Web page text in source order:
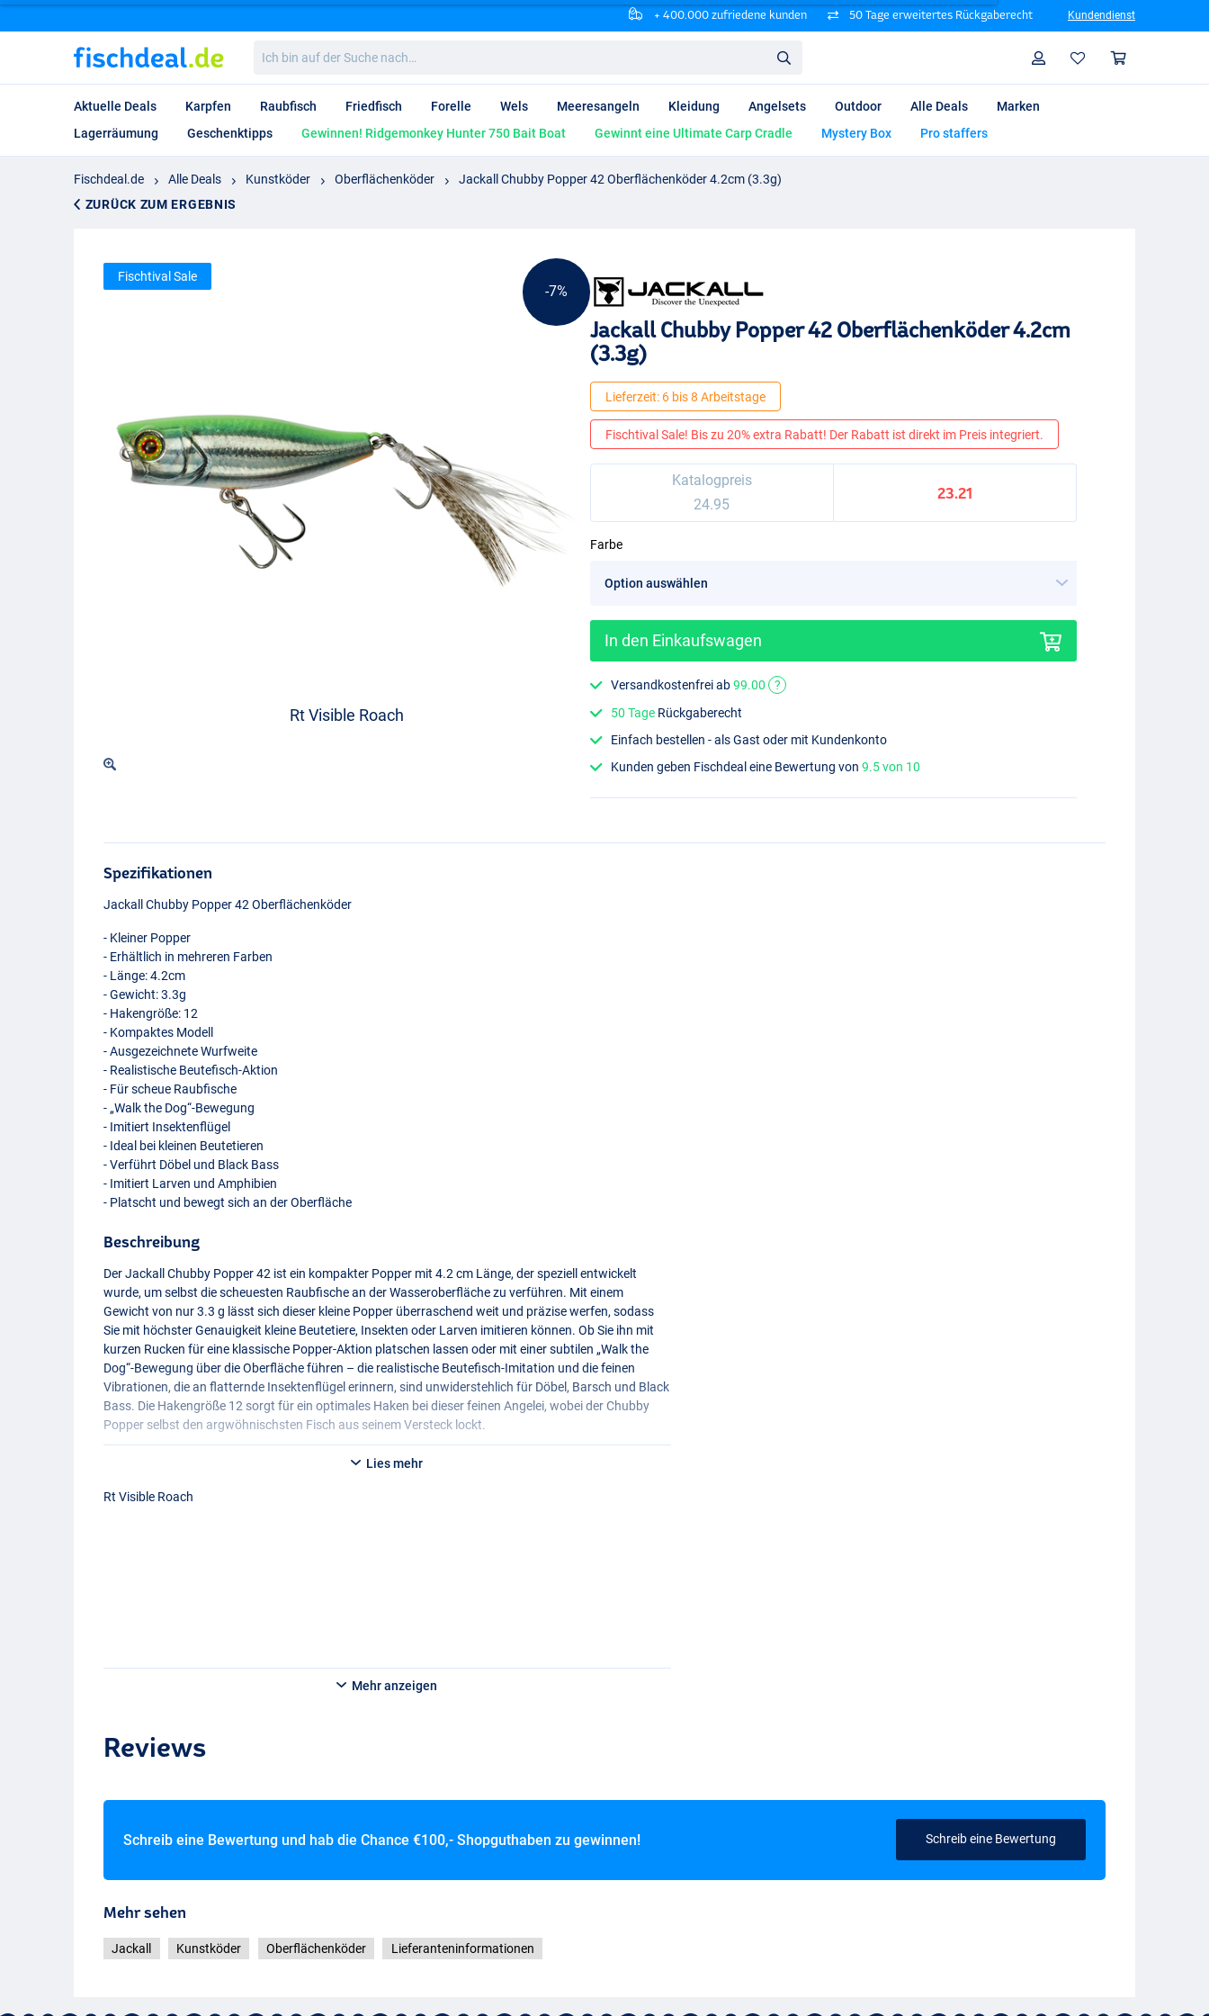
+ 400.000 zufriedene kunden 50 Tage erweitertes Rückgaberecht Kundendienst
bin
auf
Suche
nach…
Profil
Aktuelle Deals Karpfen Raubfisch Friedfisch Forelle Wels Meeresangeln Kleidung Angelsets Outdoor Alle Deals
Marken
Lagerräumung
Geschenktipps Gewinnen! Ridgemonkey Hunter 750 Bait Boat Gewinnt eine Ultimate Carp Cradle Mystery Box Pro staffers
Fischdeal.de Alle Deals Kunstköder Oberflächenköder
Jackall Chubby Popper 42 Oberflächenköder 4.2cm (3.3g)
ZURÜCK ZUM ERGEBNIS
Rt Visible Roach
Ghost Ayu
-7%
Fischtival Sale
Jackall Chubby Popper 42 Oberflächenköder 4.2cm
(3.3g)
Lieferzeit: 6 bis 8 Arbeitstage
Fischtival Sale! Bis zu 20% extra Rabatt! Der Rabatt ist direkt im Preis integriert.
Katalogpreis
24.95
23.21
Farbe
In den Einkaufswagen
Versandkostenfrei ab99.00
?
50 Tage Rückgaberecht
Einfach bestellen - als Gast oder mit Kundenkonto
Kunden geben Fischdeal eine Bewertung von9.5 von 10
Spezifikationen
Jackall Chubby Popper 42 Oberflächenköder
- Kleiner Popper
- Erhältlich in mehreren Farben
- Länge: 4.2cm
- Gewicht: 3.3g
- Hakengröße: 12
- Kompaktes Modell
- Ausgezeichnete Wurfweite
- Realistische Beutefisch-Aktion
- Für scheue Raubfische
- „Walk the Dog“-Bewegung
- Imitiert Insektenflügel
- Ideal bei kleinen Beutetieren
- Verführt Döbel und Black Bass
- Imitiert Larven und Amphibien
- Platscht und bewegt sich an der Oberfläche
Beschreibung
Der Jackall Chubby Popper 42 ist ein kompakter Popper mit 4.2 cm Länge, der speziell entwickelt
wurde, um selbst die scheuesten Raubfische an der Wasseroberfläche zu verführen. Mit einem
Gewicht von nur 3.3 g lässt sich dieser kleine Popper überraschend weit und präzise werfen, sodass
Sie mit höchster Genauigkeit kleine Beutetiere, Insekten oder Larven imitieren können. Ob Sie ihn mit
kurzen Rucken für eine klassische Popper-Aktion platschen lassen oder mit einer subtilen „Walk the
Dog“-Bewegung über die Oberfläche führen – die realistische Beutefisch-Imitation und die feinen
Vibrationen, die an flatternde Insektenflügel erinnern, sind unwiderstehlich für Döbel, Barsch und Black
Bass. Die Hakengröße 12 sorgt für ein optimales Haken bei dieser feinen Angelei, wobei der Chubby
Popper selbst den argwöhnischsten Fisch aus seinem Versteck lockt.
Lies mehr
Rt Visible Roach
Mehr anzeigen
Reviews
Schreib eine Bewertung und hab die Chance €100,- Shopguthaben zu gewinnen! Schreib eine Bewertung
Mehr sehen
Jackall Kunstköder Oberflächenköder Lieferanteninformationen